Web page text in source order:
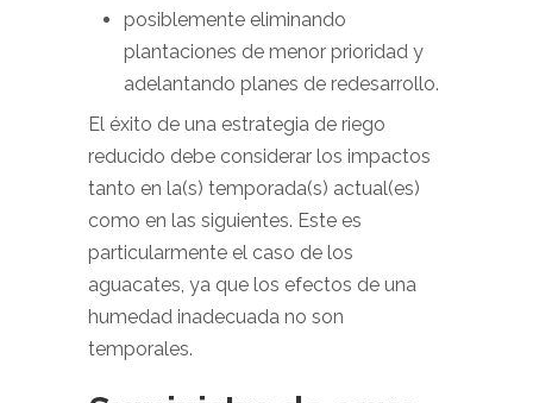
posiblemente eliminando
plantaciones de menor prioridad y
adelantando planes de redesarrollo.
El éxito de una estrategia de riego
reducido debe considerar los impactos
tanto en la(s) temporada(s) actual(es)
como en las siguientes. Este es
particularmente el caso de los
aguacates, ya que los efectos de una
humedad inadecuada no son
temporales.